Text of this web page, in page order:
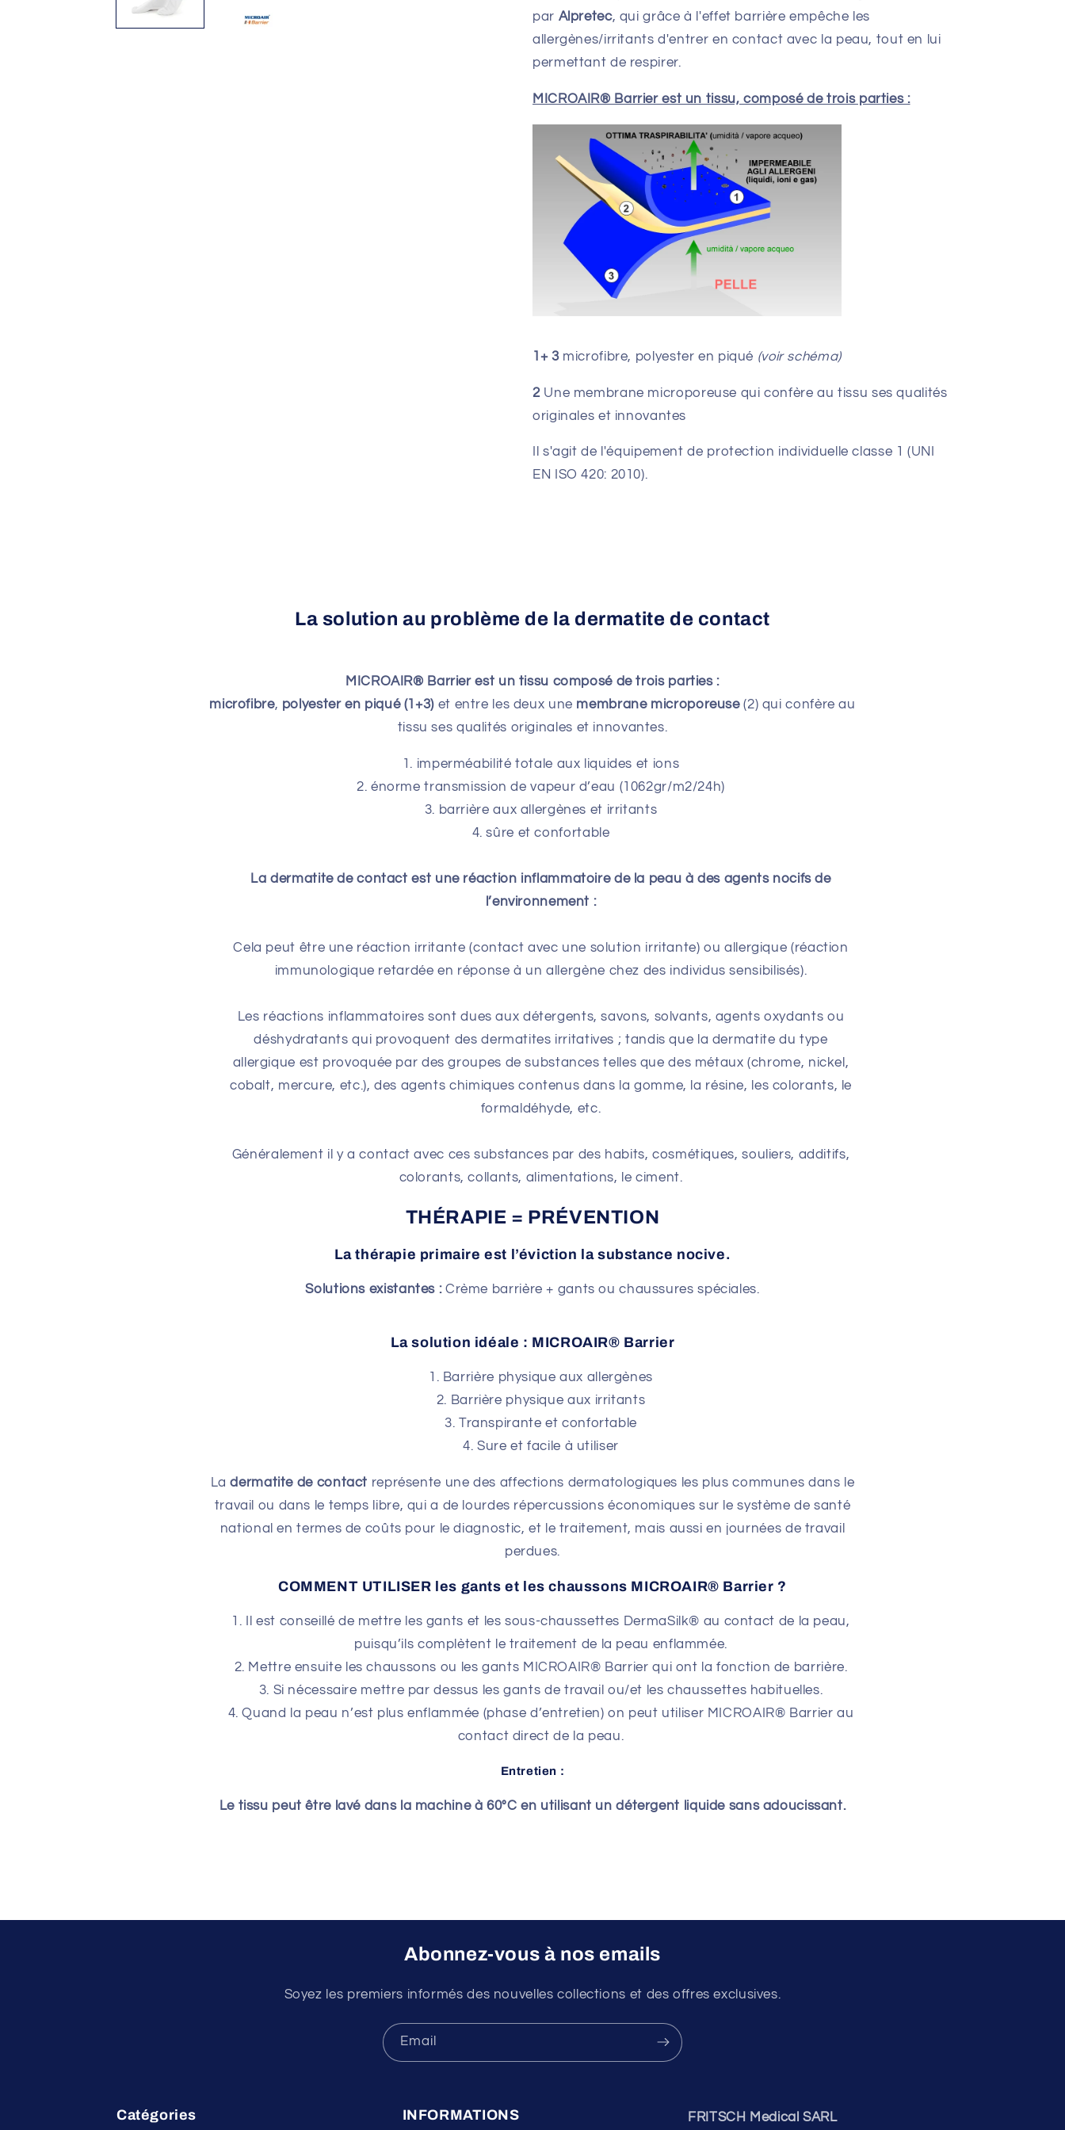
par Alpretec, qui grâce à l'effet barrière empêche les
allergènes/irritants d'entrer en contact avec la peau, tout en lui
permettant de respirer.
MICROAIR® Barrier est un tissu, composé de trois parties :
1+ 3microfibre, polyester en piqué (voir schéma)
2Une membrane microporeuse qui confère au tissu ses qualités
originales et innovantes
Il s'agit de l'équipement de protection individuelle classe 1 (UNI
EN ISO 420: 2010).
La solution au problème de la dermatite de contact
MICROAIR® Barrier est un tissu composé de trois parties :
microfibre, polyester en piqué (1+3)et entre les deux une membrane microporeuse(2) qui confère au
tissu ses qualités originales et innovantes.
imperméabilité totale aux liquides et ions
énorme transmission de vapeur d’eau (1062gr/m2/24h)
barrière aux allergènes et irritants
sûre et confortable
La dermatite de contact est une réaction inflammatoire de la peau à des agents nocifs de
l’environnement :
Cela peut être une réaction irritante (contact avec une solution irritante) ou allergique (réaction
immunologique retardée en réponse à un allergène chez des individus sensibilisés).
Les réactions inflammatoires sont dues aux détergents, savons, solvants, agents oxydants ou
déshydratants qui provoquent des dermatites irritatives ; tandis que la dermatite du type
allergique est provoquée par des groupes de substances telles que des métaux (chrome, nickel,
cobalt, mercure, etc.), des agents chimiques contenus dans la gomme, la résine, les colorants, le
formaldéhyde, etc.
Généralement il y a contact avec ces substances par des habits, cosmétiques, souliers, additifs,
colorants, collants, alimentations, le ciment.
THÉRAPIE = PRÉVENTION
La thérapie primaire est l’éviction la substance nocive.
Solutions existantes :Crème barrière + gants ou chaussures spéciales.
La solution idéale : MICROAIR® Barrier
Barrière physique aux allergènes
Barrière physique aux irritants
Transpirante et confortable
Sure et facile à utiliser
Ladermatite de contact représente une des affections dermatologiques les plus communes dans le
travail ou dans le temps libre, qui a de lourdes répercussions économiques sur le système de santé
national en termes de coûts pour le diagnostic, et le traitement, mais aussi en journées de travail
perdues.
COMMENT UTILISER les gants et les chaussons MICROAIR® Barrier ?
Il est conseillé de mettre les gants et les sous-chaussettes DermaSilk® au contact de la peau,
puisqu’ils complètent le traitement de la peau enflammée.
Mettre ensuite les chaussons ou les gants MICROAIR® Barrier qui ont la fonction de barrière.
Si nécessaire mettre par dessus les gants de travail ou/et les chaussettes habituelles.
Quand la peau n’est plus enflammée (phase d’entretien) on peut utiliser MICROAIR® Barrier au
contact direct de la peau.
Entretien :
Le tissu peut être lavé dans la machine à 60°C en utilisant un détergent liquide sans adoucissant.
Abonnez-vous à nos emails
Soyez les premiers informés des nouvelles collections et des offres exclusives.
Email
Catégories INFORMATIONS FRITSCH Medical SARL